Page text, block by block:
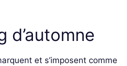
d’automne
et s’imposent comme